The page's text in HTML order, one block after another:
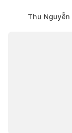
Thu Nguyễn